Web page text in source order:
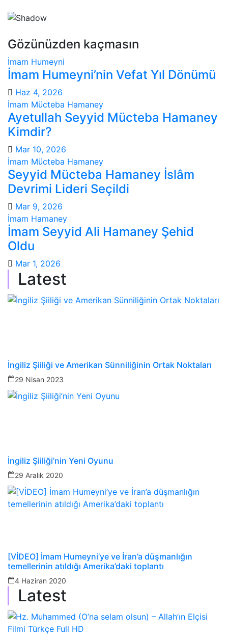
Gözünüzden kaçmasın
İmam Humeyni
İmam Humeyni’nin Vefat Yıl Dönümü
Haz 4, 2026
İmam Mücteba Hamaney
Ayetullah Seyyid Mücteba Hamaney
Kimdir?
Mar 10, 2026
İmam Mücteba Hamaney
Seyyid Mücteba Hamaney İslâm
Devrimi Lideri Seçildi
Mar 9, 2026
İmam Hamaney
İmam Seyyid Ali Hamaney Şehid
Oldu
Mar 1, 2026
Latest
İngiliz Şiiliği ve Amerikan Sünniliğinin Ortak Noktaları
29 Nisan 2023
İngiliz Şiiliği’nin Yeni Oyunu
29 Aralık 2020
[VİDEO] İmam Humeyni’ye ve İran’a düşmanlığın
temellerinin atıldığı Amerika’daki toplantı
4 Haziran 2020
Latest